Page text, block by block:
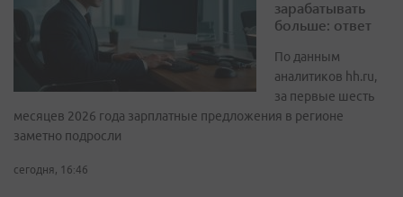
зарабатывать
больше: ответ
По данным
аналитиков hh.ru,
за первые шесть
месяцев 2026 года зарплатные предложения в регионе
заметно подросли
сегодня, 16:46